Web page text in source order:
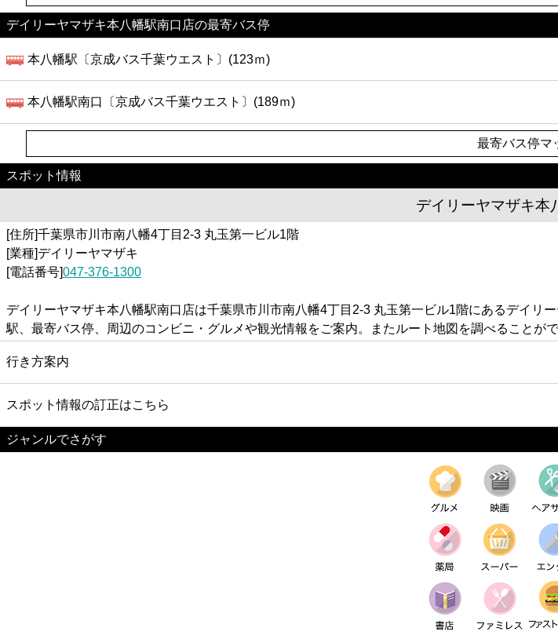
デイリーヤマザキ本八幡駅南口店の最寄バス停
本八幡駅〔京成バス千葉ウエスト〕(123ｍ)
本八幡駅南口〔京成バス千葉ウエスト〕(189ｍ)
最寄バス停マ
スポット情報
デイリーヤマザキ本
[住所]千葉県市川市南八幡4丁目2-3 丸玉第一ビル1階
[業種]デイリーヤマザキ
[電話番号]047-376-1300
デイリーヤマザキ本八幡駅南口店は千葉県市川市南八幡4丁目2-3 丸玉第一ビル1階にあるデイ
駅、最寄バス停、周辺のコンビニ・グルメや観光情報をご案内。またルート地図を調べることがで
行き方案内
スポット情報の訂正はこちら
ジャンルでさがす